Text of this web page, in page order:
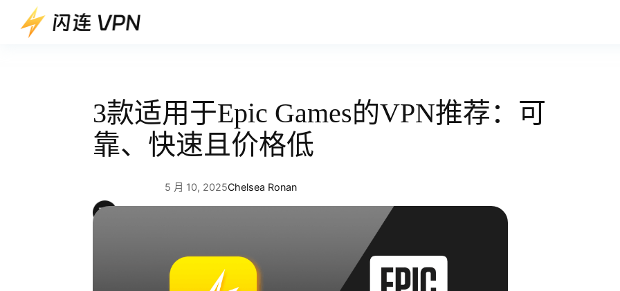
3款适用于Epic Games的VPN推荐：可
靠、快速且价格低
5 月 10, 2025Chelsea Ronan